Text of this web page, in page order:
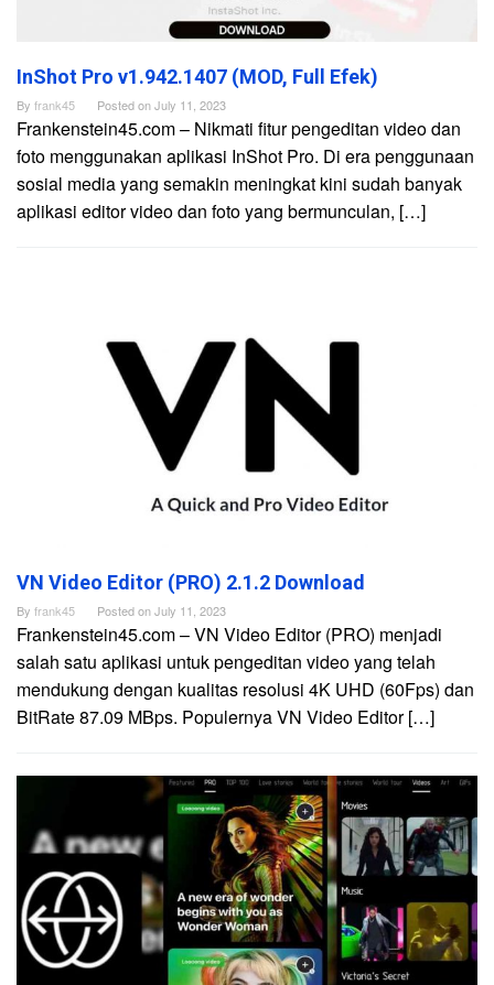
InShot Pro v1.942.1407 (MOD, Full Efek)
By frank45 Posted onJuly 11, 2023
Frankenstein45.com – Nikmati fitur pengeditan video dan
foto menggunakan aplikasi InShot Pro. Di era penggunaan
sosial media yang semakin meningkat kini sudah banyak
aplikasi editor video dan foto yang bermunculan, […]
VN Video Editor (PRO) 2.1.2 Download
By frank45 Posted onJuly 11, 2023
Frankenstein45.com – VN Video Editor (PRO) menjadi
salah satu aplikasi untuk pengeditan video yang telah
mendukung dengan kualitas resolusi 4K UHD (60Fps) dan
BitRate 87.09 MBps. Populernya VN Video Editor […]